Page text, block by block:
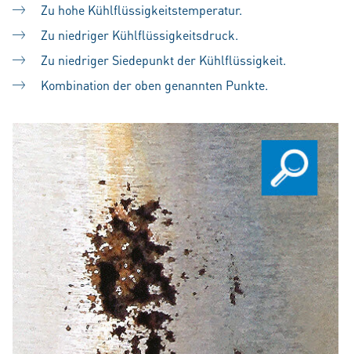
Zu hohe Kühlflüssigkeitstemperatur.
Zu niedriger Kühlflüssigkeitsdruck.
Zu niedriger Siedepunkt der Kühlflüssigkeit.
Kombination der oben genannten Punkte.